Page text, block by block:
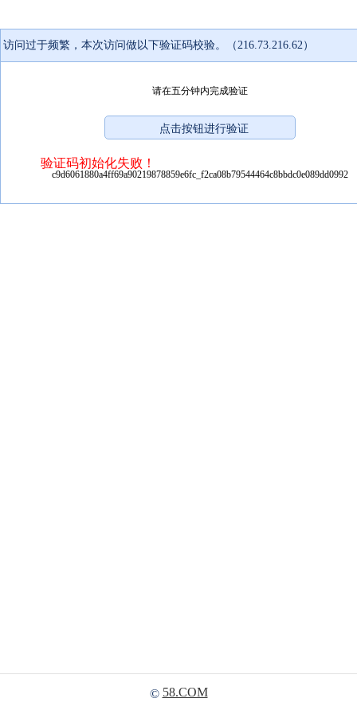
访问过于频繁，本次访问做以下验证码校验。（216.73.216.62）
请在五分钟内完成验证
验证码初始化失败！
c9d6061880a4ff69a90219878859e6fc_f2ca08b79544464c8bbdc0e089dd0992
© 58.COM